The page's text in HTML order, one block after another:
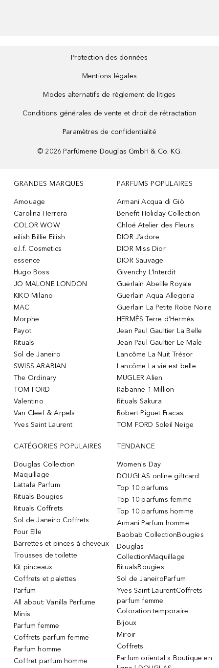
Protection des données
Mentions légales
Modes alternatifs de règlement de litiges
Conditions générales de vente et droit de rétractation
Paramètres de confidentialité
© 2026 Parfümerie Douglas GmbH & Co. KG.
GRANDES MARQUES
Amouage
Carolina Herrera
COLOR WOW
eilish Billie Eilish
e.l.f. Cosmetics
essence
Hugo Boss
JO MALONE LONDON
KIKO Milano
MAC
Morphe
Payot
Rituals
Sol de Janeiro
SWISS ARABIAN
The Ordinary
TOM FORD
Valentino
Van Cleef & Arpels
Yves Saint Laurent
PARFUMS POPULAIRES
Armani Acqua di Giò
Benefit Holiday Collection
Chloé Atelier des Fleurs
DIOR J’adore
DIOR Miss Dior
DIOR Sauvage
Givenchy L’Interdit
Guerlain Abeille Royale
Guerlain Aqua Allegoria
Guerlain La Petite Robe Noire
HERMÈS Terre d’Hermès
Jean Paul Gaultier La Belle
Jean Paul Gaultier Le Male
Lancôme La Nuit Trésor
Lancôme La vie est belle
MUGLER Alien
Rabanne 1 Million
Rituals Sakura
Robert Piguet Fracas
TOM FORD Soleil Neige
CATÉGORIES POPULAIRES
Douglas Collection
Maquillage
Lattafa Parfum
Rituals Bougies
Rituals Coffrets
Sol de Janeiro Coffrets
Pour Elle
Barrettes et pinces à cheveux
Trousses de toilette
Kit pinceaux
Coffrets et palettes
Parfum
All about: Vanilla Perfume
Minis
Parfum femme
Coffrets parfum femme
Parfum homme
Coffret parfum homme
TENDANCE
Women's Day
DOUGLAS online giftcard
Top 10 parfums
Top 10 parfums femme
Top 10 parfums homme
Armani Parfum homme
Baobab CollectionBougies
Douglas
CollectionMaquillage
RitualsBougies
Sol de JaneiroParfum
Yves Saint LaurentCoffrets
parfum femme
Coloration temporaire
Bijoux
Miroir
Coffrets
Parfum oriental » Boutique en